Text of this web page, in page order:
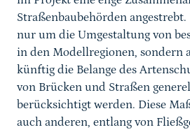
Straßenbaubehörden
nur um die Umgestaltung von
in den Modellregionen, sondern
künftig die Belange des
von Brücken und Straßen
berücksichtigt werden. Diese
auch anderen, entlang von